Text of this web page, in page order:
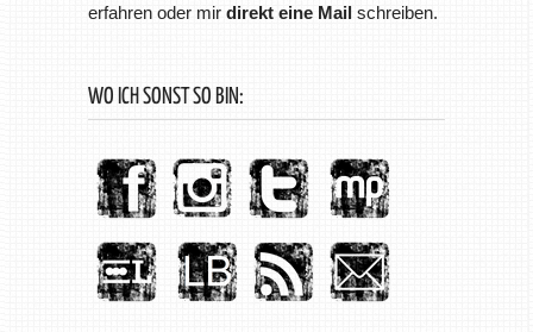
erfahren oder mir direkt eine Mailschreiben.
WO ICH SONST SO BIN: